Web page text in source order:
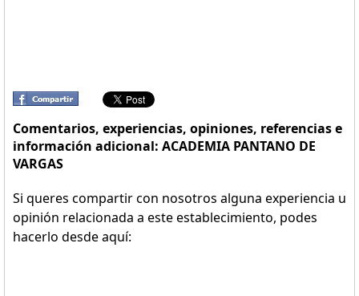
Comentarios, experiencias, opiniones, referencias e
información adicional: ACADEMIA PANTANO DE
VARGAS
Si queres compartir con nosotros alguna experiencia u
opinión relacionada a este establecimiento, podes
hacerlo desde aquí: